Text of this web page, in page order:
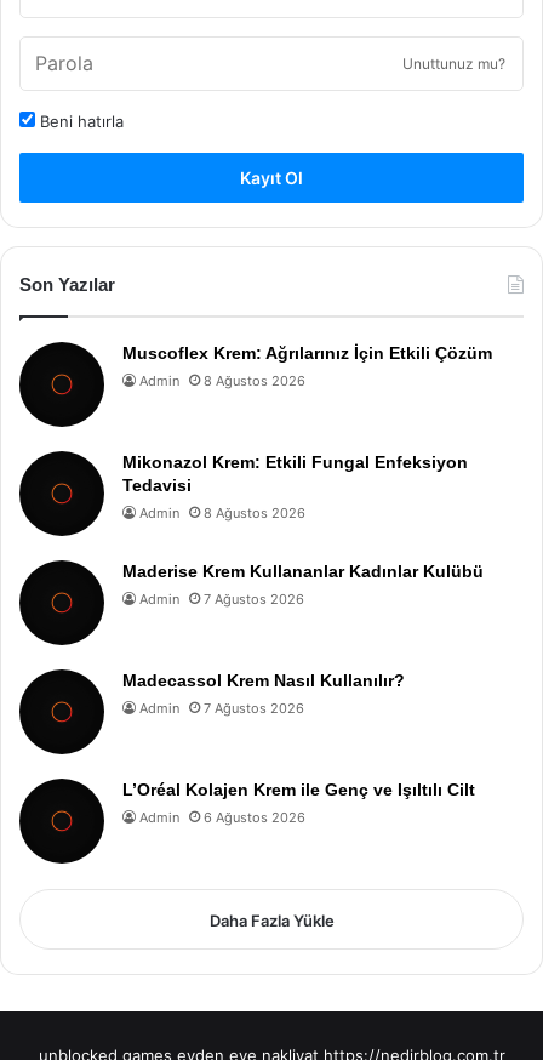
Unuttunuz mu?
Beni hatırla
Kayıt Ol
Son Yazılar
Muscoflex Krem: Ağrılarınız İçin Etkili Çözüm
Admin 8 Ağustos 2026
Mikonazol Krem: Etkili Fungal Enfeksiyon
Tedavisi
Admin 8 Ağustos 2026
Maderise Krem Kullananlar Kadınlar Kulübü
Admin 7 Ağustos 2026
Madecassol Krem Nasıl Kullanılır?
Admin 7 Ağustos 2026
L’Oréal Kolajen Krem ile Genç ve Işıltılı Cilt
Admin 6 Ağustos 2026
Daha Fazla Yükle
unblocked games evden eve nakliyat https://nedirblog.com.tr